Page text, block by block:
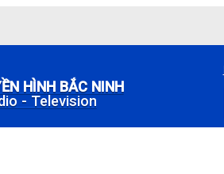
HÌNH BẮC NINH
- Television